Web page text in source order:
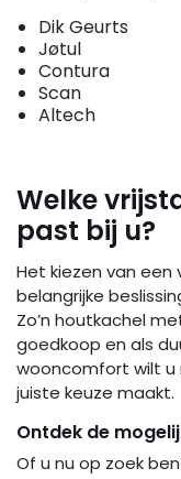
Dik Geurts
Jøtul
Contura
Scan
Altech
Welke
past bij u?
Het kiezen van een
belangrijke
Zo’n houtkachel
goedkoop en als
wooncomfort wilt u
juiste keuze maakt.
Ontdek de
Of u nu op zoek